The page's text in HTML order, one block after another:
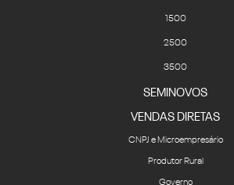
1500
2500
3500
SEMINOVOS
VENDAS DIRETAS
CNPJ e Microempresário
Produtor Rural
Governo